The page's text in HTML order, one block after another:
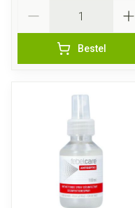
Bestel